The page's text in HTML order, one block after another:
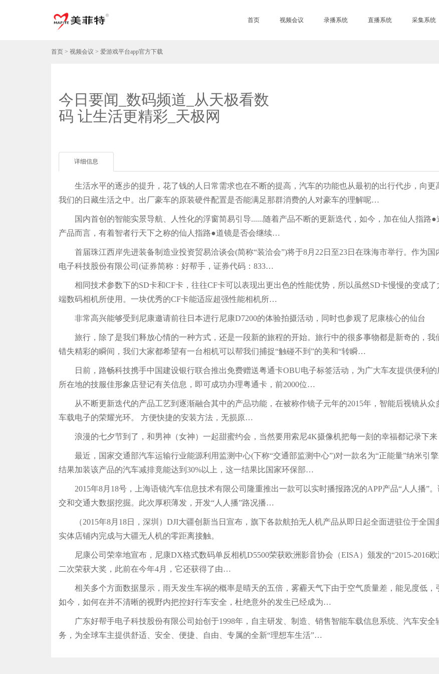
首页 视频会议 录播系统 直播系统 采集系统
首页 > 视频会议 > 爱游戏平台app官方下载
今日要闻_数码频道_从天极看数
码 让生活更精彩_天极网
详细信息
生活水平的逐步的提升，花了钱的人日常需求也在不断的提高，汽车的功能也从最初的出行代步，向更
我们的日藏生活之中。出厂豪车的原装硬件配置是否能满足那群消费的人对豪车的理解呢…
国内首创的智能实景导航、人性化的浮窗简易引导......随着产品不断的更新迭代，如今，加在仙人指路●
产品而言，有着智者行天下之称的仙人指路●道镜是否会继续…
首届珠江西岸先进装备制造业投资贸易洽谈会(简称“装洽会”)将于8月22日至23日在珠海市举行。作为国
电子科技股份有限公司(证券简称：好帮手，证券代码：833…
相同技术参数下的SD卡和CF卡，往往CF卡可以表现出更出色的性能优势，所以虽然SD卡慢慢的变成了
端数码相机所使用。一块优秀的CF卡能适应超强性能相机所…
非常高兴能够受到尼康邀请前往日本进行尼康D7200的体验拍摄活动，同时也参观了尼康核心的仙台
旅行，除了是我们释放心情的一种方式，还是一段新的旅程的开始。旅行中的很多事物都是新奇的，我
错失精彩的瞬间，我们大家都希望有一台相机可以帮我们捕捉“触碰不到”的美和“转瞬…
日前，路畅科技携手中国建设银行联合推出免费赠送粤通卡OBU电子标签活动，为广大车友提供便利的
所在地的技服佳形象店登记有关信息，即可成功办理粤通卡，前2000位…
从不断更新迭代的产品工艺到逐渐融合其中的产品功能，在被称作镜子元年的2015年，智能后视镜从众
车载电子的荣耀光环。 方便快捷的安装方法，无损原…
浪漫的七夕节到了，和男神（女神）一起甜蜜约会，当然要用索尼4K摄像机把每一刻的幸福都记录下来
最近，国家交通部汽车运输行业能源利用监测中心(下称“交通部监测中心”)对一款名为“正能量”纳米引擎
结果加装该产品的汽车减排竟能达到30%以上，这一结果比国家环保部…
2015年8月18号，上海语镜汽车信息技术有限公司隆重推出一款可以实时播报路况的APP产品“人人播”
交和交通大数据挖掘。此次厚积薄发，开发“人人播”路况播…
（2015年8月18日，深圳）DJI大疆创新当日宣布，旗下各款航拍无人机产品从即日起全面进驻位于全国
实体店铺内完成与大疆无人机的零距离接触。
尼康公司荣幸地宣布，尼康DX格式数码单反相机D5500荣获欧洲影音协会（EISA）颁发的“2015-2016
二次荣获大奖，此前在今年4月，它还获得了由…
相关多个方面数据显示，雨天发生车祸的概率是晴天的五倍，雾霾天气下由于空气质量差，能见度低，
如今，如何在并不清晰的视野内把控好行车安全，杜绝意外的发生已经成为…
广东好帮手电子科技股份有限公司始创于1998年，自主研发、制造、销售智能车载信息系统、汽车安全
务，为全球车主提供舒适、安全、便捷、自由、专属的全新“理想车生活”…